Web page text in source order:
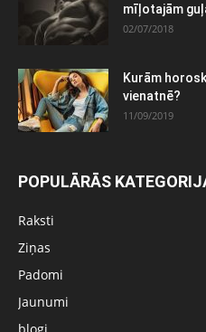
mīļotajām
02/07/2018
Kurām
vienatnē?
11/09/2019
POPULĀRĀS
Raksti
Ziņas
Padomi
Jaunumi